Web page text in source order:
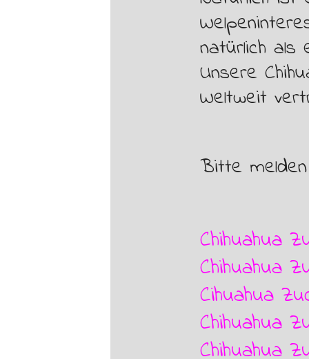
natürlich als
Unsere
Weltweit
Bitte
Chihuahua
Chihuahua
Cihuahua
Chihuahua
Chihuahua